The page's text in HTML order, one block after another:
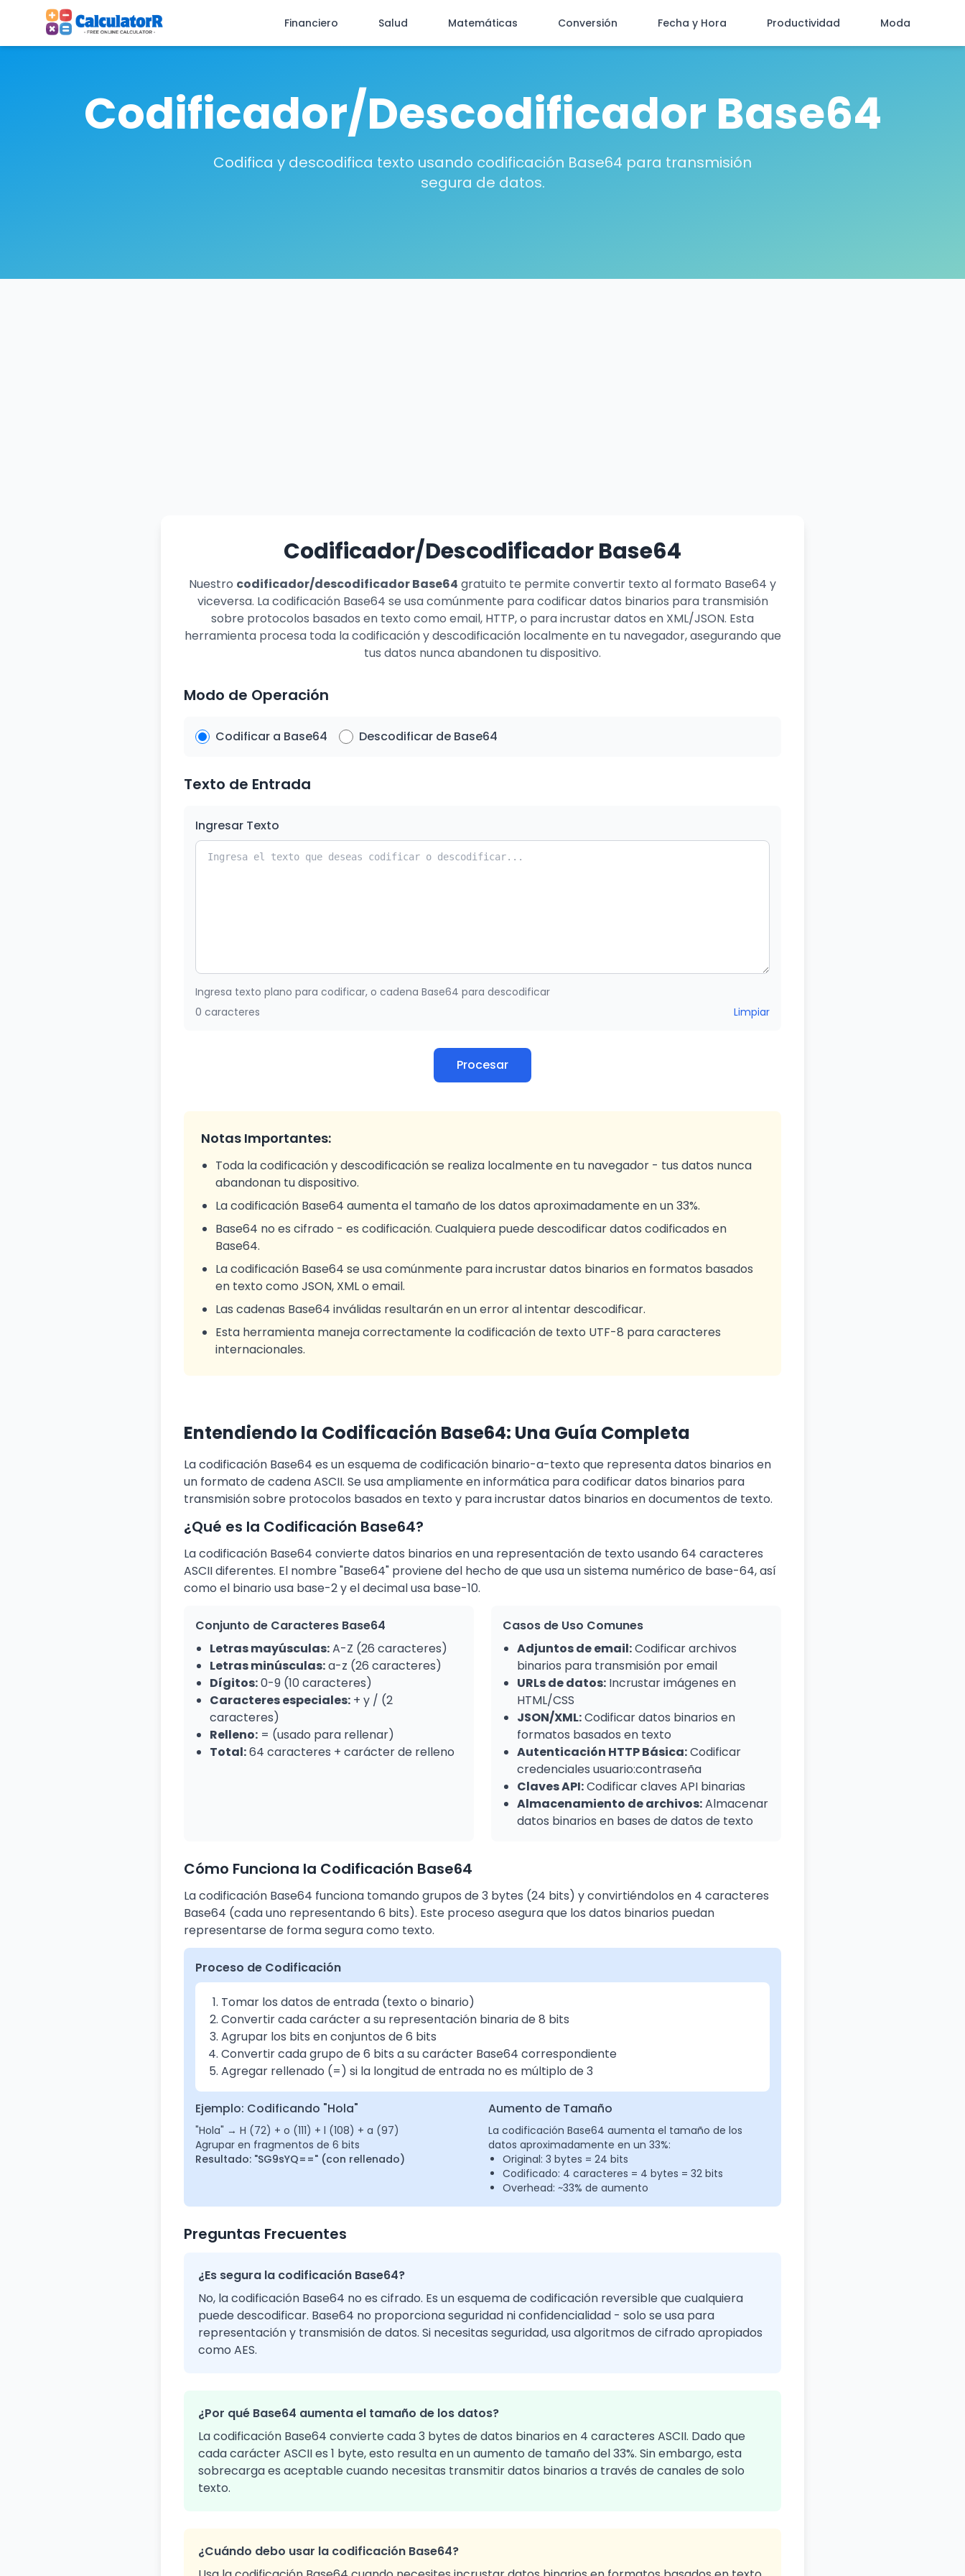
Financiero Salud Matemáticas Conversión Fecha y Hora Productividad Moda
Codificador/Descodificador Base64
Codifica y descodifica texto usando codificación Base64 para transmisión
segura de datos.
Codificador/Descodificador Base64
Nuestro codificador/descodificador Base64 gratuito te permite convertir texto al formato Base64 y
viceversa. La codificación Base64 se usa comúnmente para codificar datos binarios para transmisión
sobre protocolos basados en texto como email, HTTP, o para incrustar datos en XML/JSON. Esta
herramienta procesa toda la codificación y descodificación localmente en tu navegador, asegurando que
tus datos nunca abandonen tu dispositivo.
Modo de Operación
Codificar a Base64 Descodificar de Base64
Texto de Entrada
Ingresar Texto
Ingresa texto plano para codificar, o cadena Base64 para descodificar
0 caracteres
Limpiar
Procesar
Notas Importantes:
Toda la codificación y descodificación se realiza localmente en tu navegador - tus datos nunca
abandonan tu dispositivo.
La codificación Base64 aumenta el tamaño de los datos aproximadamente en un 33%.
Base64 no es cifrado - es codificación. Cualquiera puede descodificar datos codificados en
Base64.
La codificación Base64 se usa comúnmente para incrustar datos binarios en formatos basados
en texto como JSON, XML o email.
Las cadenas Base64 inválidas resultarán en un error al intentar descodificar.
Esta herramienta maneja correctamente la codificación de texto UTF-8 para caracteres
internacionales.
Entendiendo la Codificación Base64: Una Guía Completa
La codificación Base64 es un esquema de codificación binario-a-texto que representa datos binarios en
un formato de cadena ASCII. Se usa ampliamente en informática para codificar datos binarios para
transmisión sobre protocolos basados en texto y para incrustar datos binarios en documentos de texto.
¿Qué es la Codificación Base64?
La codificación Base64 convierte datos binarios en una representación de texto usando 64 caracteres
ASCII diferentes. El nombre "Base64" proviene del hecho de que usa un sistema numérico de base-64, así
como el binario usa base-2 y el decimal usa base-10.
Conjunto de Caracteres Base64
Letras mayúsculas:A-Z (26 caracteres)
Letras minúsculas:a-z (26 caracteres)
Dígitos:0-9 (10 caracteres)
Caracteres especiales: + y / (2
caracteres)
Relleno: = (usado para rellenar)
Total:64 caracteres + carácter de relleno
Casos de Uso Comunes
Adjuntos de email:Codificar archivos
binarios para transmisión por email
URLs de datos: Incrustar imágenes en
HTML/CSS
JSON/XML:Codificar datos binarios en
formatos basados en texto
Autenticación HTTP Básica:Codificar
credenciales usuario:contraseña
Claves API:Codificar claves API binarias
Almacenamiento de archivos:Almacenar
datos binarios en bases de datos de texto
Cómo Funciona la Codificación Base64
La codificación Base64 funciona tomando grupos de 3 bytes (24 bits) y convirtiéndolos en 4 caracteres
Base64 (cada uno representando 6 bits). Este proceso asegura que los datos binarios puedan
representarse de forma segura como texto.
Proceso de Codificación
Tomar los datos de entrada (texto o binario)
Convertir cada carácter a su representación binaria de 8 bits
Agrupar los bits en conjuntos de 6 bits
Convertir cada grupo de 6 bits a su carácter Base64 correspondiente
Agregar rellenado (=) si la longitud de entrada no es múltiplo de 3
Ejemplo: Codificando "Hola"
"Hola" → H (72) + o (111) + l (108) + a (97)
Agrupar en fragmentos de 6 bits
Resultado: "SG9sYQ==" (con rellenado)
Aumento de Tamaño
La codificación Base64 aumenta el tamaño de los
datos aproximadamente en un 33%:
Original: 3 bytes = 24 bits
Codificado: 4 caracteres = 4 bytes = 32 bits
Overhead: ~33% de aumento
Preguntas Frecuentes
¿Es segura la codificación Base64?
No, la codificación Base64 no es cifrado. Es un esquema de codificación reversible que cualquiera
puede descodificar. Base64 no proporciona seguridad ni confidencialidad - solo se usa para
representación y transmisión de datos. Si necesitas seguridad, usa algoritmos de cifrado apropiados
como AES.
¿Por qué Base64 aumenta el tamaño de los datos?
La codificación Base64 convierte cada 3 bytes de datos binarios en 4 caracteres ASCII. Dado que
cada carácter ASCII es 1 byte, esto resulta en un aumento de tamaño del 33%. Sin embargo, esta
sobrecarga es aceptable cuando necesitas transmitir datos binarios a través de canales de solo
texto.
¿Cuándo debo usar la codificación Base64?